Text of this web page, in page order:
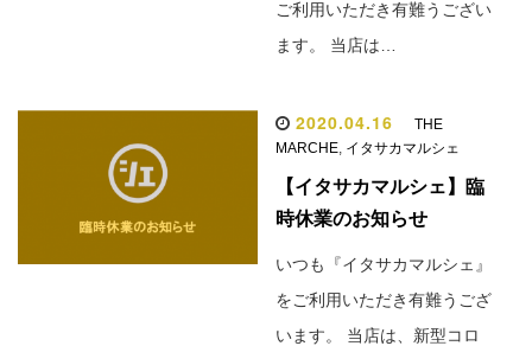
ご利用いただき有難うござい
ます。 当店は…
2020.04.16
THE
MARCHE, イタサカマルシェ
【イタサカマルシェ】臨
時休業のお知らせ
いつも『イタサカマルシェ』
をご利用いただき有難うござ
います。 当店は、新型コロ